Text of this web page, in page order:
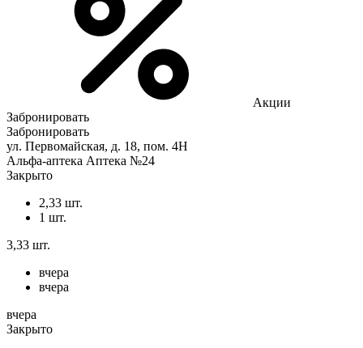
Акции
Забронировать
Забронировать
ул. Первомайская, д. 18, пом. 4Н
Альфа-аптека Аптека №24
Закрыто
2,33 шт.
1 шт.
3,33 шт.
вчера
вчера
вчера
Закрыто